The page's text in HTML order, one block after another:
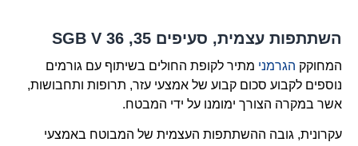
השתתפות עצמית, סעיפים 35, 36 SGB V
המחוקק הגרמני מתיר לקופת החולים בשיתוף עם גורמים
נוספים לקבוע סכום קבוע של אמצעי עזר, תרופות ותחבושות,
אשר במקרה הצורך ימומנו על ידי המבטח.
עקרונית, גובה ההשתתפות העצמית של המבוטח באמצעי